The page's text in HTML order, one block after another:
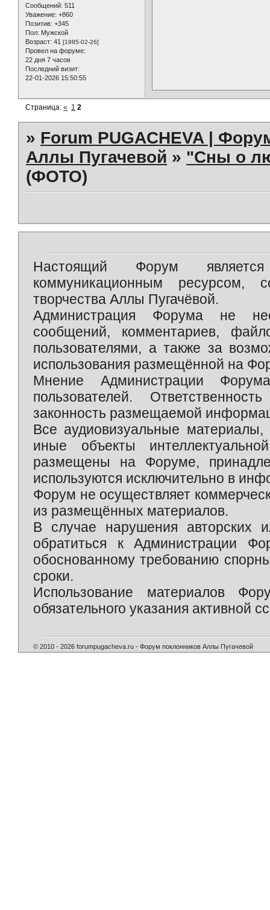
Сообщений: 511
Уважение: +860
Позитив: +345
Пол: Мужской
Возраст: 41 [1985-02-26]
Провел на форуме:
22 дня 7 часов
Последний визит:
22-01-2026 15:50:55
Страница:« 1 2
» Forum PUGACHEVA |
Аллы Пугачевой » "Сны о
(ФОТО)
Настоящий Форум является
коммуникационным ресурсом,
творчества Аллы Пугачёвой.
Администрация Форума не
сообщений, комментариев,
пользователями, а также за
использования размещённой на
Мнение Администрации
пользователей.
законность размещаемой
Все аудиовизуальные
иные объекты
размещены на Форуме,
используются исключительно в
Форум не осуществляет
из размещённых материалов.
В случае нарушения авторских
обратиться к Администрации
обоснованному требованию
сроки.
Использование материалов
обязательного указания активной
© 2010 - 2026 forumpugacheva.ru - Форум поклонников Аллы Пугачевой